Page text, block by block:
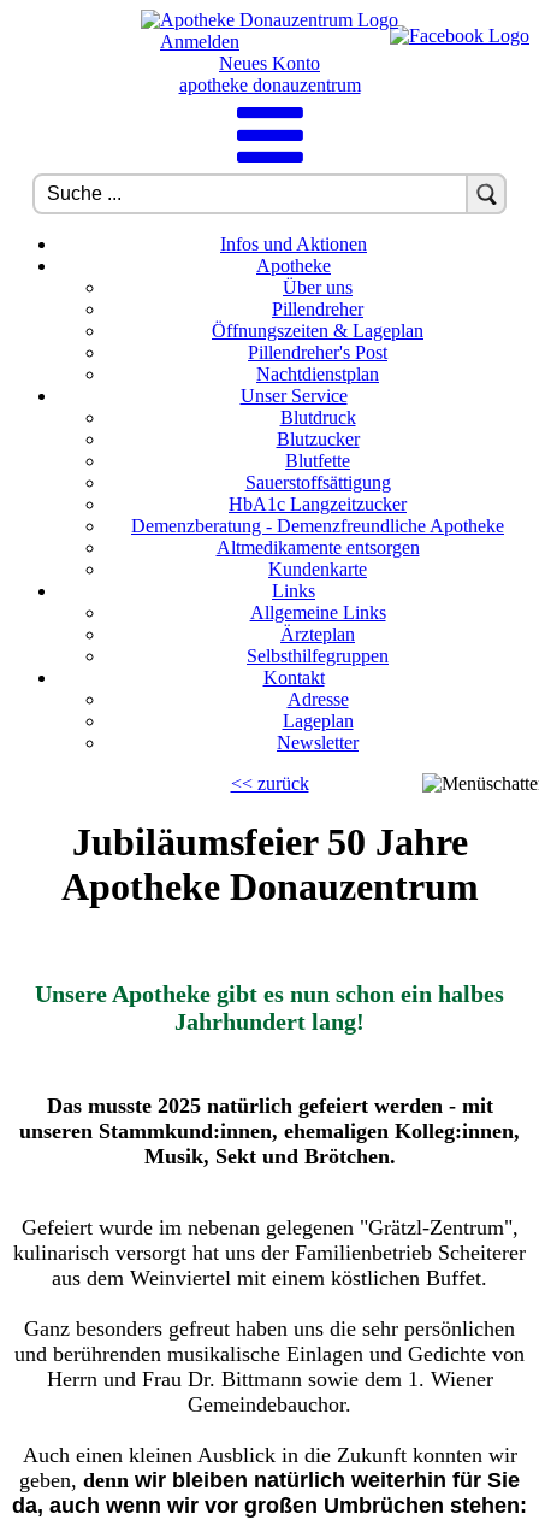
Anmelden
Neues Konto
apotheke donauzentrum
Infos und Aktionen
Apotheke
Über uns
Pillendreher
Öffnungszeiten & Lageplan
Pillendreher's Post
Nachtdienstplan
Unser Service
Blutdruck
Blutzucker
Blutfette
Sauerstoffsättigung
HbA1c Langzeitzucker
Demenzberatung - Demenzfreundliche Apotheke
Altmedikamente entsorgen
Kundenkarte
Links
Allgemeine Links
Ärzteplan
Selbsthilfegruppen
Kontakt
Adresse
Lageplan
Newsletter
<< zurück
Jubiläumsfeier 50 Jahre
Apotheke Donauzentrum
Unsere Apotheke gibt es nun schon ein halbes
Jahrhundert lang!
Das musste 2025 natürlich gefeiert werden - mit
unseren Stammkund:innen, ehemaligen Kolleg:innen,
Musik, Sekt und Brötchen.
Gefeiert wurde im nebenan gelegenen "Grätzl-Zentrum",
kulinarisch versorgt hat uns der Familienbetrieb Scheiterer
aus dem Weinviertel mit einem köstlichen Buffet.
Ganz besonders gefreut haben uns die sehr persönlichen
und berührenden musikalische Einlagen und Gedichte von
Herrn und Frau Dr. Bittmann sowie dem 1. Wiener
Gemeindebauchor.
Auch einen kleinen Ausblick in die Zukunft konnten wir
geben, denn wir bleiben natürlich weiterhin für Sie
da, auch wenn wir vor großen Umbrüchen stehen: